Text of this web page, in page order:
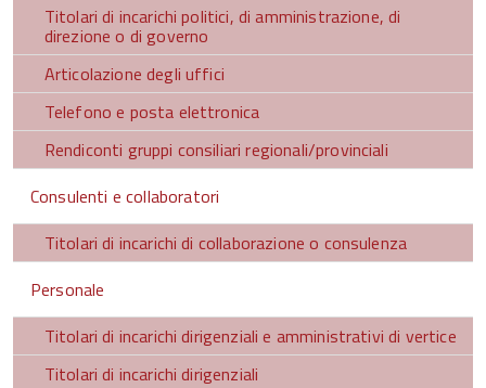
Titolari di incarichi politici, di amministrazione, di
direzione o di governo
Articolazione degli uffici
Telefono e posta elettronica
Rendiconti gruppi consiliari regionali/provinciali
Consulenti e collaboratori
Titolari di incarichi di collaborazione o consulenza
Personale
Titolari di incarichi dirigenziali e amministrativi di vertice
Titolari di incarichi dirigenziali